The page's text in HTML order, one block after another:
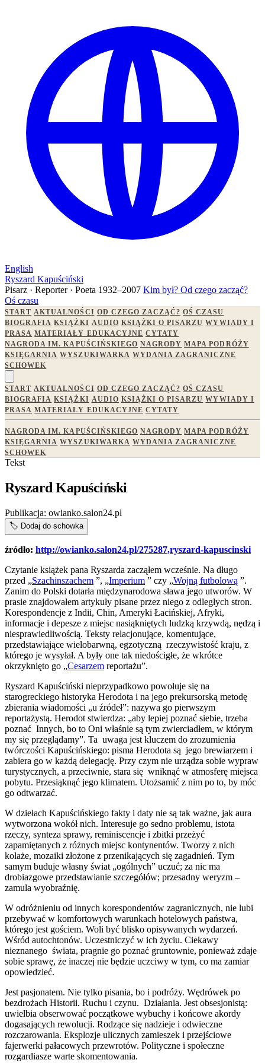
English
Ryszard Kapuściński
Pisarz · Reporter · Poeta 1932–2007 Kim był? Od czego zacząć?
Oś czasu
START AKTUALNOŚCI OD CZEGO ZACZĄĆ? OŚ CZASU
BIOGRAFIA KSIĄŻKI AUDIO KSIĄŻKI O PISARZU WYWIADY I
PRASA MATERIAŁY EDUKACYJNE CYTATY
NAGRODA IM. KAPUŚCIŃSKIEGO NAGRODY MAPA PODRÓŻY
KSIĘGARNIA WYSZUKIWARKA WYDANIA ZAGRANICZNE
SCHOWEK
START AKTUALNOŚCI OD CZEGO ZACZĄĆ? OŚ CZASU
BIOGRAFIA KSIĄŻKI AUDIO KSIĄŻKI O PISARZU WYWIADY I
PRASA MATERIAŁY EDUKACYJNE CYTATY
NAGRODA IM. KAPUŚCIŃSKIEGO NAGRODY MAPA PODRÓŻY
KSIĘGARNIA WYSZUKIWARKA WYDANIA ZAGRANICZNE
SCHOWEK
Tekst
Ryszard Kapuściński
Publikacja: owianko.salon24.pl
🏷️ Dodaj do schowka
źródło: http://owianko.salon24.pl/275287,ryszard-kapuscinski
Czytanie książek pana Ryszarda zacząłem wcześnie. Na długo
przed „Szachinszachem ”, „Imperium ” czy „Wojną futbolową ”.
Zanim do Polski dotarła międzynarodowa sława jego utworów. W
prasie znajdowałem artykuły pisane przez niego z odległych stron.
Korespondencje z Indii, Chin, Ameryki Łacińskiej, Afryki,
informacje i depesze z miejsc nasiąkniętych ludzką krzywdą, nędzą i
niesprawiedliwością. Teksty relacjonujące, komentujące,
przedstawiające wielobarwną, egzotyczną rzeczywistość kraju, z
którego je wysyłał. A były one tak niedościgłe, że wkrótce
okrzyknięto go „Cesarzem reportażu”.
Ryszard Kapuściński nieprzypadkowo powołuje się na
starogreckiego historyka Herodota i na jego prekursorską metodę
zbierania wiadomości „u źródeł”: nazywa go pierwszym
reportażystą. Herodot stwierdza: „aby lepiej poznać siebie, trzeba
poznać Innych, bo to Oni właśnie są tym zwierciadłem, w którym
my się przeglądamy”. Ta uwaga jest kluczem do zrozumienia
twórczości Kapuścińskiego: pisma Herodota są jego brewiarzem i
zabiera go w każdą delegację. Przy czym nie urządza sobie wypraw
turystycznych, a przeciwnie, stara się wniknąć w atmosferę miejsca
pobytu. Przesiąknąć jego klimatem. Utożsamić z nim po to, by móc
go odtwarzać.
W dziełach Kapuścińskiego fakty i daty nie są tak ważne, jak aura
wytworzona wokół nich. Interesuje go sedno problemu, istota
rzeczy, synteza sprawy, reminiscencje i zbitki przeżyć
zapamiętanych z różnych miejsc kontynentów. Tworzy z nich
kolaże, mozaiki złożone z przenikających się zagadnień. Tym
samym buduje własny świat „ogólnych” uczuć; za nic ma
drobiazgowe przedstawianie szczegółów; przesadny weryzm –
zamula wyobraźnię.
W odróżnieniu od innych korespondentów zagranicznych, nie lubi
przebywać w komfortowych warunkach hotelowych państwa,
którego jest gościem. Woli być blisko opisywanych wydarzeń.
Wśród autochtonów. Uczestniczyć w ich życiu. Ciekawy
nieznanego świata, pragnie go poznać gruntownie, ponieważ zdaje
sobie sprawę, że inaczej nie będzie uczciwy w tym, co ma zamiar
opowiedzieć.
Jest pasjonatem. Nie tylko pisania, bo i podróży. Wędrówek po
bezdrożach Historii. Ruchu i czynu. Działania. Jest obsesjonistą:
uwielbia obserwować początkowe wybuchy i końcowe akordy
dogasających rewolucji. Rodzące się nadzieje i odwieczne
rozczarowania. Eksplozje ulicznych zamieszek i przejściowe
fajerwerki pałacowych przewrotów. Polityczne i społeczne
rozgardiasze warte skomentowania.